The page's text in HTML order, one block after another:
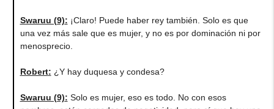
Swaruu (9): ¡Claro! Puede haber rey también. Solo es que
una vez más sale que es mujer, y no es por dominación ni por
menosprecio.
Robert: ¿Y hay duquesa y condesa?
Swaruu (9): Solo es mujer, eso es todo. No con esos